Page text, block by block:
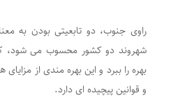
راوی جنوب، دو تابعیتی بودن به
شهروند دو کشور محسوب می شود،
بهره را ببرد و این بهره مندی از
و قوانین پیچیده ای دارد.